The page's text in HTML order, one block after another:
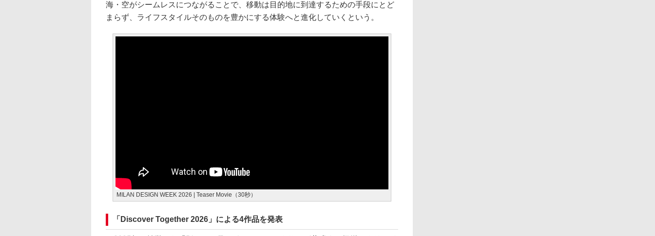
海・空がシームレスにつながることで、移動は目的地に到達するための手段にとど
まらず、ライフスタイルそのものを豊かにする体験へと進化していくという。
MILAN DESIGN WEEK 2026 | Teaser Movie（30秒）
「Discover Together 2026」による4作品を発表